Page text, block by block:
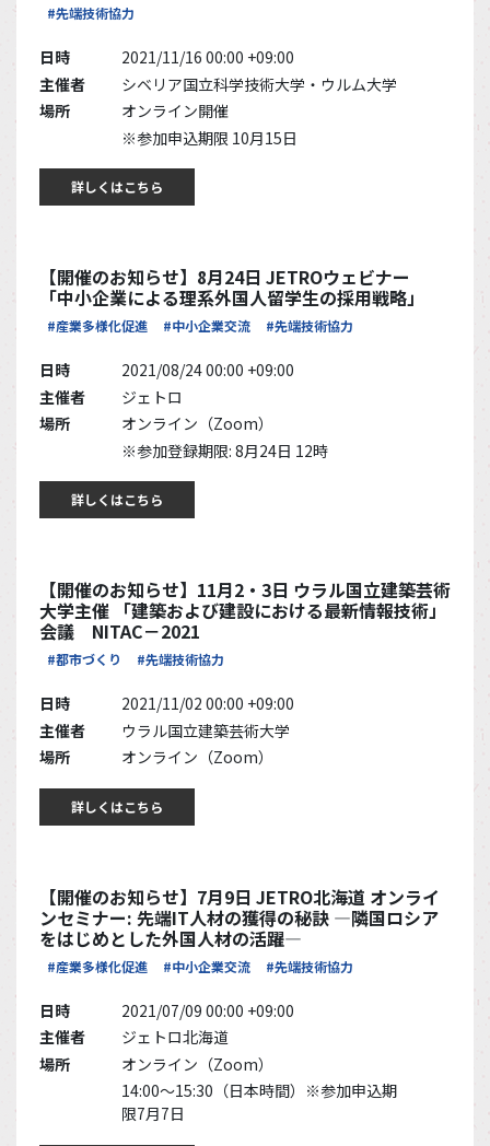
#先端技術協力
日時
2021/11/16 00:00 +09:00
主催者
シベリア国立科学技術大学・ウルム大学
場所
オンライン開催
※参加申込期限 10月15日
詳しくはこちら
【開催のお知らせ】8月24日 JETROウェビナー
「中小企業による理系外国人留学生の採用戦略」
#産業多様化促進 #中小企業交流 #先端技術協力
日時
2021/08/24 00:00 +09:00
主催者
ジェトロ
場所
オンライン（Zoom）
※参加登録期限: 8月24日 12時
詳しくはこちら
【開催のお知らせ】11月2・3日 ウラル国立建築芸術
大学主催 「建築および建設における最新情報技術」
会議 NITAC－2021
#都市づくり #先端技術協力
日時
2021/11/02 00:00 +09:00
主催者
ウラル国立建築芸術大学
場所
オンライン（Zoom）
詳しくはこちら
【開催のお知らせ】7月9日 JETRO北海道 オンライ
ンセミナー: 先端IT人材の獲得の秘訣 ―隣国ロシア
をはじめとした外国人材の活躍―
#産業多様化促進 #中小企業交流 #先端技術協力
日時
2021/07/09 00:00 +09:00
主催者
ジェトロ北海道
場所
オンライン（Zoom）
14:00～15:30（日本時間）※参加申込期
限7月7日